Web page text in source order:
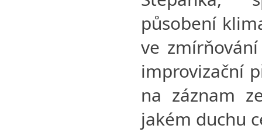
působení
ve
improvizační
na záznam
jakém duchu